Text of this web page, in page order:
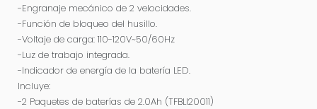
-Engranaje mecánico de 2 velocidades.
-Función de bloqueo del husillo.
-Voltaje de carga: 110-120V~50/60Hz
-Luz de trabajo integrada.
-Indicador de energía de la batería LED.
Incluye:
-2 Paquetes de baterías de 2.0Ah (TFBLI20011)